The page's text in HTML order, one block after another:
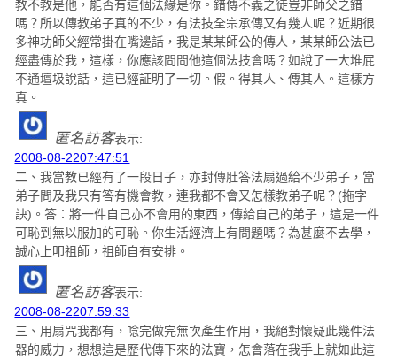
教不教是他，能否有這個法緣是你。錯傳不義之徒豈非師父之錯
嗎？所以傳教弟子真的不少，有法技全宗承傳又有幾人呢？近期很
多神功師父經常掛在嘴邊話，我是某某師公的傳人，某某師公法已
經盡傳於我，這樣，你應該問問他這個法技會嗎？如說了一大堆屁
不通壇圾說話，這已經証明了一切。假。得其人、傳其人。這樣方
真。
匿名訪客表示:
2008-08-2207:47:51
二、我當教已經有了一段日子，亦封傳肚答法扇過給不少弟子，當
弟子問及我只有答有機會教，連我都不會又怎樣教弟子呢？(拖字
訣)。答：將一件自己亦不會用的東西，傳給自己的弟子，這是一件
可恥到無以服加的可恥。你生活經濟上有問題嗎？為甚麼不去學，
誠心上叩祖師，祖師自有安排。
匿名訪客表示:
2008-08-2207:59:33
三、用扇咒我都有，唸完做完無次產生作用，我絕對懷疑此幾件法
器的威力，想想這是歷代傳下來的法寶，怎會落在我手上就如此這